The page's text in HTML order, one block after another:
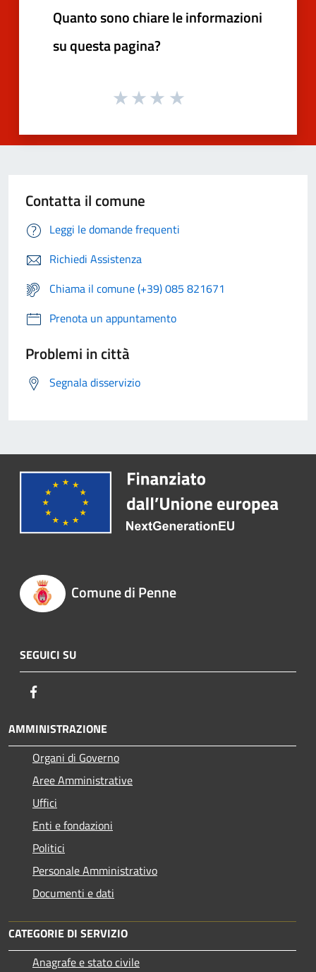
Quanto sono chiare le informazioni
su questa pagina?
Contatta il comune
Leggi le domande frequenti
Richiedi Assistenza
Chiama il comune (+39) 085 821671
Prenota un appuntamento
Problemi in città
Segnala disservizio
Comune di Penne
SEGUICI SU
AMMINISTRAZIONE
Organi di Governo
Aree Amministrative
Uffici
Enti e fondazioni
Politici
Personale Amministrativo
Documenti e dati
CATEGORIE DI SERVIZIO
Anagrafe e stato civile